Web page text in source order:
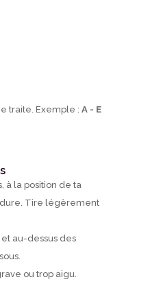
traite. Exemple : A - E
à la position de ta
dure. Tire légèrement
au-dessus des
ou trop aigu.